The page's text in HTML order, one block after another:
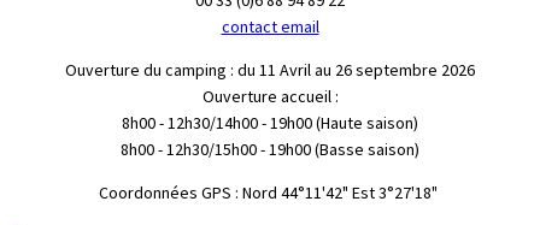
contact email
Ouverture du camping : du 11 Avril au 26 septembre 2026
Ouverture accueil :
8h00 - 12h30/14h00 - 19h00 (Haute saison)
8h00 - 12h30/15h00 - 19h00 (Basse saison)
"Coordonnées GPS : Nord 44°11'42" Est 3°27'18